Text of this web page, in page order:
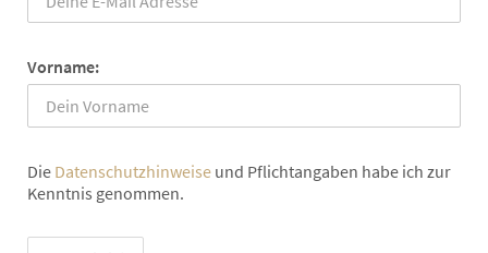
Vorname:
Die Datenschutzhinweise und Pflichtangaben habe ich zur
Kenntnis genommen.